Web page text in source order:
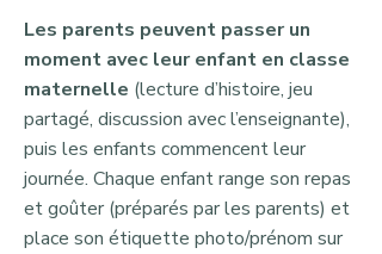
Les parents peuvent passer un
moment avec leur enfant en classe
maternelle (lecture d’histoire, jeu
partagé, discussion avec l’enseignante),
puis les enfants commencent leur
journée. Chaque enfant range son repas
et goûter (préparés par les parents) et
place son étiquette photo/prénom sur